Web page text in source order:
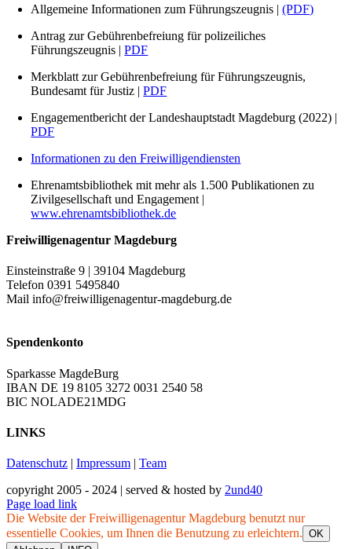
Allgemeine Informationen zum Führungszeugnis |(PDF)
Antrag zur Gebührenbefreiung für polizeiliches
Führungszeugnis |PDF
Merkblatt zur Gebührenbefreiung für Führungszeugnis,
Bundesamt für Justiz |PDF
Engagementbericht der Landeshauptstadt Magdeburg (2022) |
PDF
Informationen zu den Freiwilligendiensten
Ehrenamtsbibliothek mit mehr als 1.500 Publikationen zu
Zivilgesellschaft und Engagement |
www.ehrenamtsbibliothek.de
Freiwilligenagentur Magdeburg
Einsteinstraße 9 | 39104 Magdeburg
Telefon 0391 5495840
Mail info@freiwilligenagentur-magdeburg.de
Spendenkonto
Sparkasse MagdeBurg
IBAN DE 19 8105 3272 0031 2540 58
BIC NOLADE21MDG
LINKS
Datenschutz | Impressum | Team
copyright 2005 - 2024 | served & hosted by 2und40
Facebook
Instagram
YouTube
Page load link
Die Website der Freiwilligenagentur Magdeburg benutzt nur
essentielle Cookies, um Ihnen die Benutzung zu erleichtern. OK